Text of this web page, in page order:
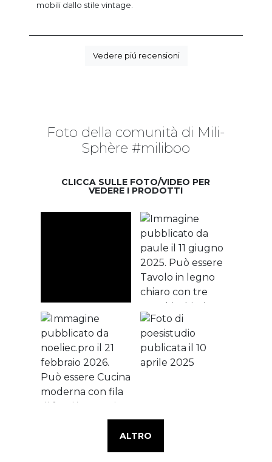
mobili dallo stile vintage.
Vedere piú recensioni
Foto della comunità di Mili-
Sphère #miliboo
CLICCA SULLE FOTO/VIDEO PER
VEDERE I PRODOTTI
ALTRO